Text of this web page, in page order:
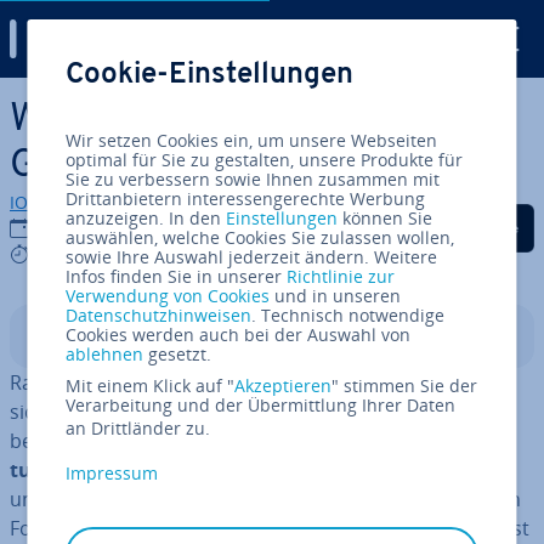
Zum Haupt­in­halt springen
Was ist Ray­tra­cing? Die
Grafik-Technik erklärt!
IONOS Redaktion
15.10.2021
4 mins
Auf Facebook teilen
Auf Twitter teilen
Auf LinkedIn
In­halts­ver­zeich­nis
Ray­tra­cing steht für eine Grafik-Tech­no­lo­gie, die
sichtbare und nicht sichtbare Licht­strah­len rea­lis­tisch
berechnet. Sie er­mög­licht eine
tung
in Com­pu­ter­spie­len und ani­mier­ten 3D-Grafiken
und kommt zunehmend als hard­ware­sei­ti­ges Feature in
Form vonEchtzeit-Ray­tra­cingzum Einsatz. Doch was ist
Cookie-Einstellungen
Wir setzen Cookies ein, um unsere Webseiten
optimal für Sie zu gestalten, unsere Produkte für
Sie zu verbessern sowie Ihnen zusammen mit
Drittanbietern interessengerechte Werbung
anzuzeigen. In den Einstellungen können Sie
auswählen, welche Cookies Sie zulassen wollen,
sowie Ihre Auswahl jederzeit ändern. Weitere
Infos finden Sie in unserer Richtlinie zur
Verwendung von Cookies und in unseren
Datenschutzhinweisen. Technisch notwendige
Cookies werden auch bei der Auswahl von
ablehnen gesetzt.
Mit einem Klick auf "Akzeptieren" stimmen Sie der
Verarbeitung und der Übermittlung Ihrer Daten
an Drittländer zu.
Impressum